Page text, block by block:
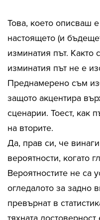
Това, което описваш
настоящето (и
изминатия път. Както
изминатия път не е
Преднамерено съм
защото акцентира
сценарии. Тоест, как
на вторите.
Да, прав си, че
вероятности, когато
Вероятностите не са
огледалото за задно
превърнат в